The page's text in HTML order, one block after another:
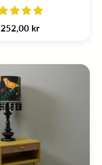
252,00 kr